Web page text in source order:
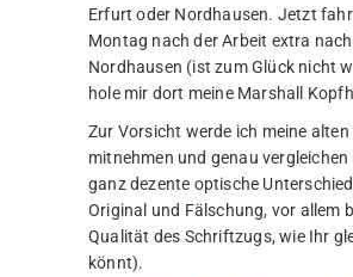
Erfurt oder Nordhausen. Jetzt
Montag nach der Arbeit extra nach
Nordhausen (ist zum Glück nicht
hole mir dort meine Marshall
Zur Vorsicht werde ich meine alten
mitnehmen und genau vergleichen
ganz dezente optische
Original und Fälschung, vor allem
Qualität des Schriftzugs, wie Ihr
könnt).